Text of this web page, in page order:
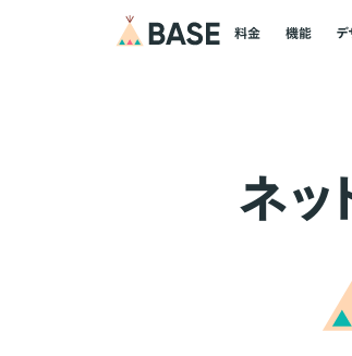
料金 機能 デ
ネッ